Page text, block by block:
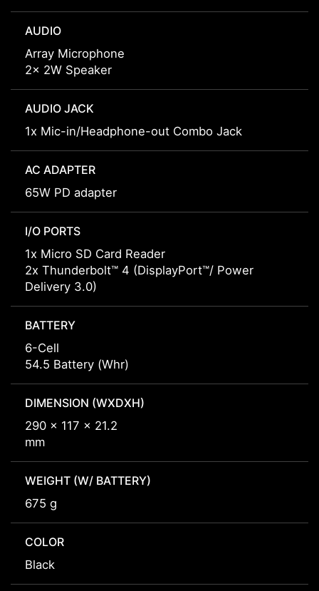
AUDIO
Array Microphone
2x 2W Speaker
AUDIO JACK
1x Mic-in/Headphone-out Combo Jack
AC ADAPTER
65W PD adapter
I/O PORTS
1x Micro SD Card Reader
2x Thunderbolt™ 4 (DisplayPort™/ Power
Delivery 3.0)
BATTERY
6-Cell
54.5 Battery (Whr)
DIMENSION (WXDXH)
290 x 117 x 21.2
mm
WEIGHT (W/ BATTERY)
675 g
COLOR
Black